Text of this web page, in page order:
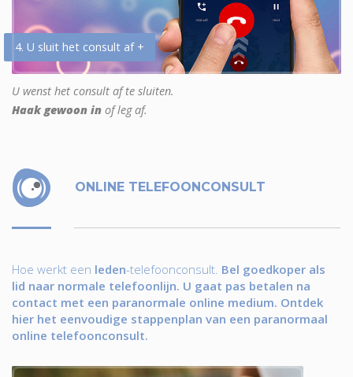
4. U sluit het consult af +
U wenst het consult af te sluiten.
Haak gewoon in of leg af.
ONLINE TELEFOONCONSULT
Hoe werkt een leden-telefoonconsult. Bel goedkoper als
lid naar normale telefoonlijn. U gaat pas betalen na
contact met een paranormale online medium. Ontdek
hier het eenvoudige stappenplan van een paranormaal
online telefoonconsult.